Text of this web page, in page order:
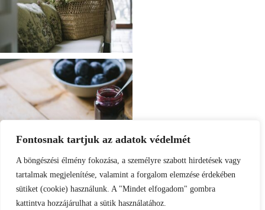
Fontosnak tartjuk az adatok védelmét
A böngészési élmény fokozása, a személyre szabott hirdetések vagy
tartalmak megjelenítése, valamint a forgalom elemzése érdekében
sütiket (cookie) használunk. A "Mindet elfogadom" gombra
kattintva hozzájárulhat a sütik használatához.